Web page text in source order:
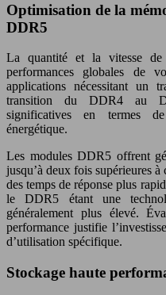
Optimisation de la
DDR5
La quantité et la vitesse
performances globales de
applications nécessitant un
transition du DDR4 au
significatives en termes
énergétique.
Les modules DDR5 offrent
jusqu’à deux fois supérieures
des temps de réponse plus
le DDR5 étant une
généralement plus élevé.
performance justifie
d’utilisation spécifique.
Stockage haute